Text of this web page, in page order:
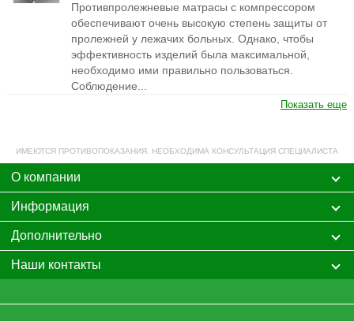
Противпролежневые матрасы с компрессором
обеспечивают очень высокую степень защиты от
пролежней у лежачих больных. Однако, чтобы
эффективность изделий была максимальной,
необходимо ими правильно пользоваться.
Соблюдение...
Показать еще
ИМЕЮТСЯ ПРОТИВОПОКАЗАНИЯ. НЕОБХОДИМА КОНСУЛЬТАЦИЯ СПЕЦИАЛИСТА
О компании
Информация
Дополнительно
Наши контакты